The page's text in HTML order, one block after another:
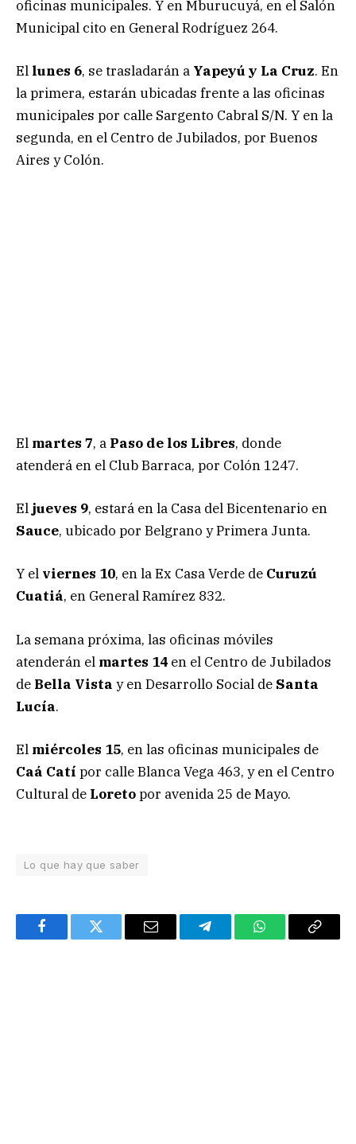
oficinas municipales. Y en Mburucuyá, en el Salón
Municipal cito en General Rodríguez 264.
El lunes 6, se trasladarán a Yapeyú y La Cruz. En
la primera, estarán ubicadas frente a las oficinas
municipales por calle Sargento Cabral S/N. Y en la
segunda, en el Centro de Jubilados, por Buenos
Aires y Colón.
El martes 7, a Paso de los Libres, donde
atenderá en el Club Barraca, por Colón 1247.
El jueves 9, estará en la Casa del Bicentenario en
Sauce, ubicado por Belgrano y Primera Junta.
Y el viernes 10, en la Ex Casa Verde de Curuzú
Cuatiá, en General Ramírez 832.
La semana próxima, las oficinas móviles
atenderán el martes 14 en el Centro de Jubilados
de Bella Vista y en Desarrollo Social de Santa
Lucía.
El miércoles 15, en las oficinas municipales de
Caá Catí por calle Blanca Vega 463, y en el Centro
Cultural de Loretopor avenida 25 de Mayo.
Lo que hay que saber
FacebookTwitter Email TelegramWhatsAppCopy